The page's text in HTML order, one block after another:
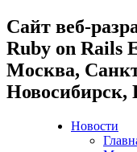
Cайт веб-
Ruby on Rails
Москва,
Новосибирск,
Новости